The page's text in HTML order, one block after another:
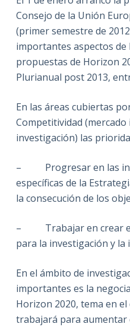
Consejo de la Unión
(primer semestre de
importantes aspectos de
propuestas de Horizon
Plurianual post 2013,
En las áreas cubiertas
Competitividad
investigación) las
– Progresar en las
específicas de la
la consecución de los
– Trabajar en crear el
para la investigación y la
En el ámbito de
importantes es la
Horizon 2020, tema en
trabajará para aumentar